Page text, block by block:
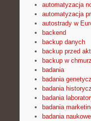
automatyzacja
automatyzacja
autostrady w
backend
backup danych
backup przed
backup w
badania
badania
badania
badania
badania
badania naukowe